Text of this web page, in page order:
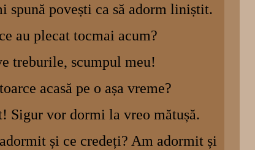
spună povești ca să adorm liniștit.
au plecat tocmai acum?
treburile, scumpul meu!
acasă pe o așa vreme?
Sigur vor dormi la vreo mătușă.
și ce credeți? Am adormit și